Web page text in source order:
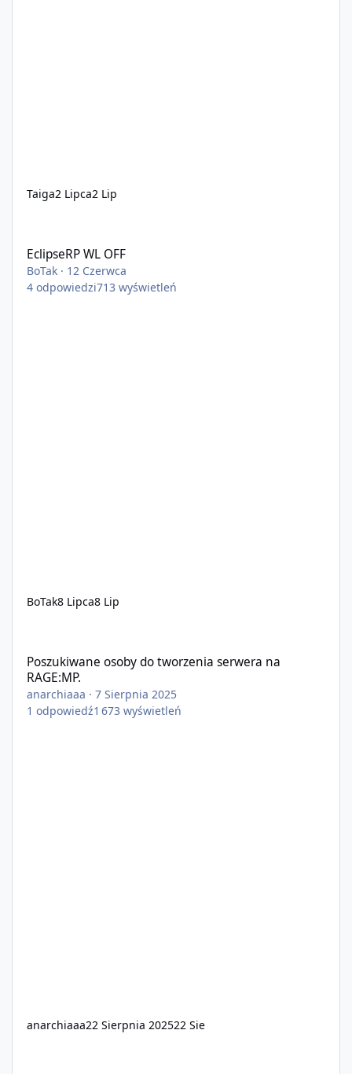
Taiga2 Lipca2 Lip
EclipseRP WL OFF
BoTak · 12 Czerwca
4 odpowiedzi713 wyświetleń
BoTak8 Lipca8 Lip
Poszukiwane osoby do tworzenia serwera na
RAGE:MP.
anarchiaaa ·7 Sierpnia 2025
1 odpowiedź1 673 wyświetleń
anarchiaaa22 Sierpnia 202522 Sie